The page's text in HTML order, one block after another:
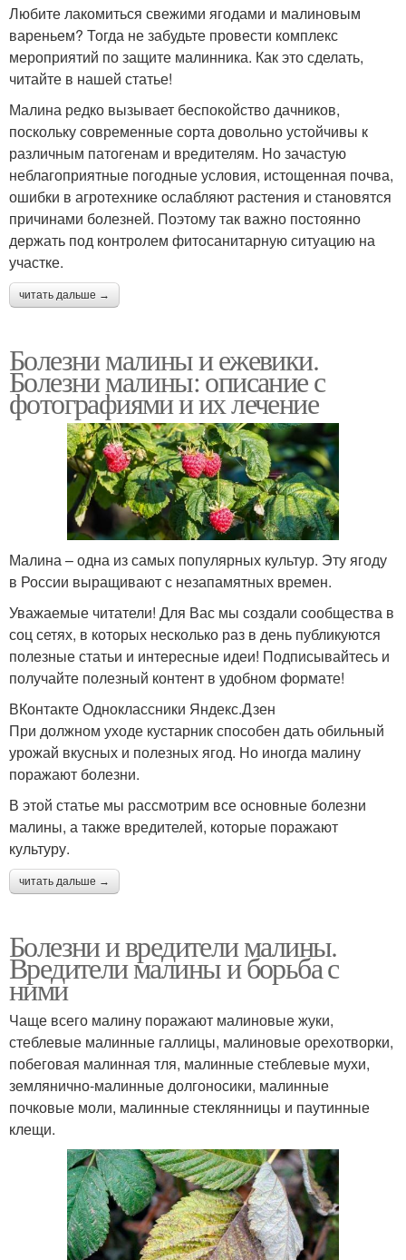
Любите лакомиться свежими ягодами и малиновым
вареньем? Тогда не забудьте провести комплекс
мероприятий по защите малинника. Как это сделать,
читайте в нашей статье!
Малина редко вызывает беспокойство дачников,
поскольку современные сорта довольно устойчивы к
различным патогенам и вредителям. Но зачастую
неблагоприятные погодные условия, истощенная почва,
ошибки в агротехнике ослабляют растения и становятся
причинами болезней. Поэтому так важно постоянно
держать под контролем фитосанитарную ситуацию на
участке.
читать дальше →
Болезни малины и ежевики.
Болезни малины: описание с
фотографиями и их лечение
Малина – одна из самых популярных культур. Эту ягоду
в России выращивают с незапамятных времен.
Уважаемые читатели! Для Вас мы создали сообщества в
соц сетях, в которых несколько раз в день публикуются
полезные статьи и интересные идеи! Подписывайтесь и
получайте полезный контент в удобном формате!
ВКонтакте Одноклассники Яндекс.Дзен
При должном уходе кустарник способен дать обильный
урожай вкусных и полезных ягод. Но иногда малину
поражают болезни.
В этой статье мы рассмотрим все основные болезни
малины, а также вредителей, которые поражают
культуру.
читать дальше →
Болезни и вредители малины.
Вредители малины и борьба с
ними
Чаще всего малину поражают малиновые жуки,
стеблевые малинные галлицы, малиновые орехотворки,
побеговая малинная тля, малинные стеблевые мухи,
землянично-малинные долгоносики, малинные
почковые моли, малинные стеклянницы и паутинные
клещи.